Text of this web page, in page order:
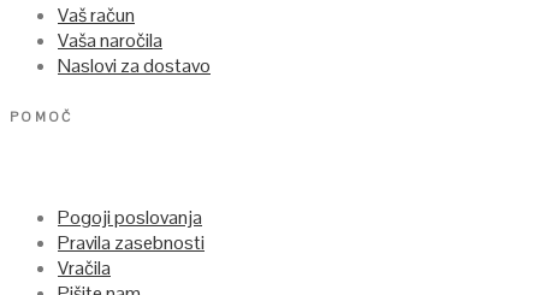
Vaš račun
Vaša naročila
Naslovi za dostavo
POMOČ
Pogoji poslovanja
Pravila zasebnosti
Vračila